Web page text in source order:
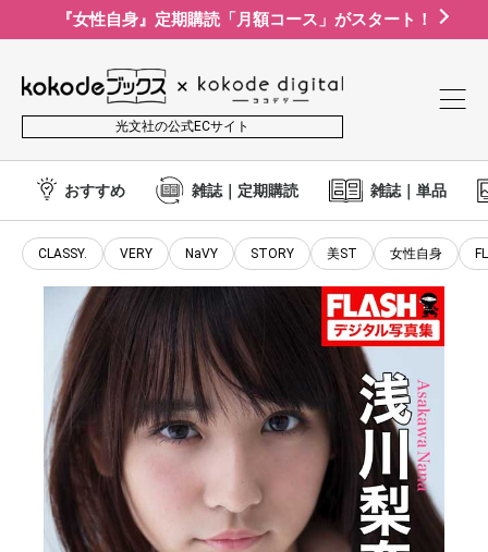
『女性自身』定期購読「月額コース」がスタート！
光文社の公式ECサイト
おすすめ 雑誌｜定期購読 雑誌｜単品
CLASSY. VERY NaVY STORY 美ST 女性自身